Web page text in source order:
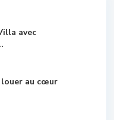
avec
louer au cœur